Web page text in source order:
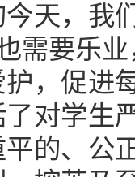
天，我
需要乐
，促进
对学生
的、公